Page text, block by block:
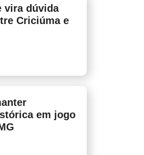
vira dúvida
Criciúma e
em jogo